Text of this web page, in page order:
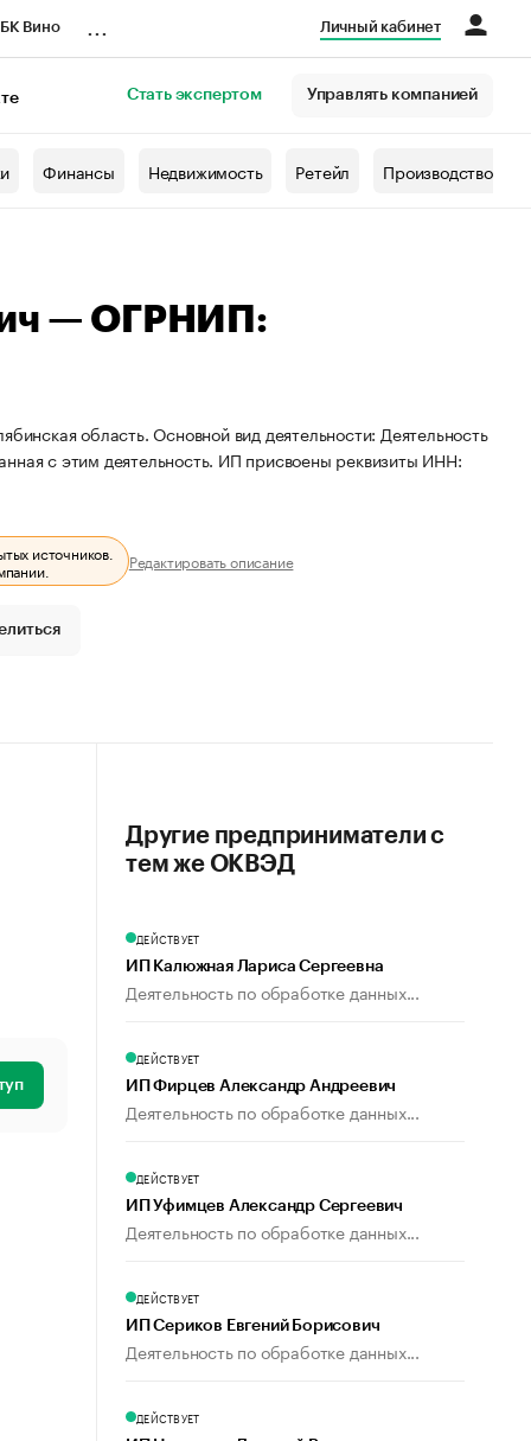
Вино Личный кабинет
Стать экспертом Управлять компанией
Финансы Недвижимость Ретейл Производство
— ОГРНИП:
область. Основной вид деятельности: Деятельность
с этим деятельность. ИП присвоены реквизиты ИНН:
источников.
Редактировать описание
Другие предприниматели с
тем же ОКВЭД
ДЕЙСТВУЕТ
ИП Калюжная Лариса Сергеевна
Деятельность по обработке данных...
ДЕЙСТВУЕТ
ИП Фирцев Александр Андреевич
Деятельность по обработке данных...
ДЕЙСТВУЕТ
ИП Уфимцев Александр Сергеевич
Деятельность по обработке данных...
ДЕЙСТВУЕТ
ИП Сериков Евгений Борисович
Деятельность по обработке данных...
ДЕЙСТВУЕТ